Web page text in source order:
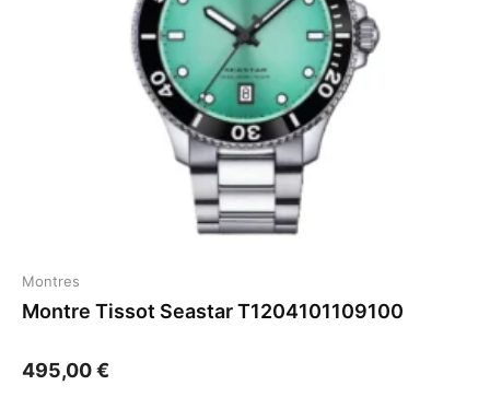
Montres
Montre Tissot Seastar T1204101109100
495,00€